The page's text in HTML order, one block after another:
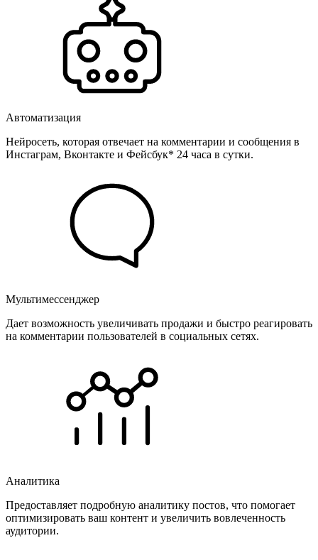
Автоматизация
Нейросеть, которая отвечает на комментарии и сообщения в
Инстаграм, Вконтакте и Фейсбук* 24 часа в сутки.
Мультимессенджер
Дает возможность увеличивать продажи и быстро реагировать
на комментарии пользователей в социальных сетях.
Аналитика
Предоставляет подробную аналитику постов, что помогает
оптимизировать ваш контент и увеличить вовлеченность
аудитории.